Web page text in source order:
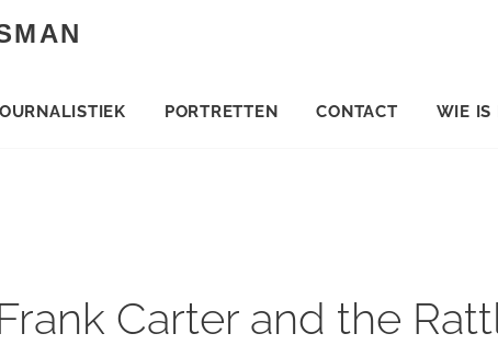
PORTRETTEN CONTACT WIE IS
Carter and the